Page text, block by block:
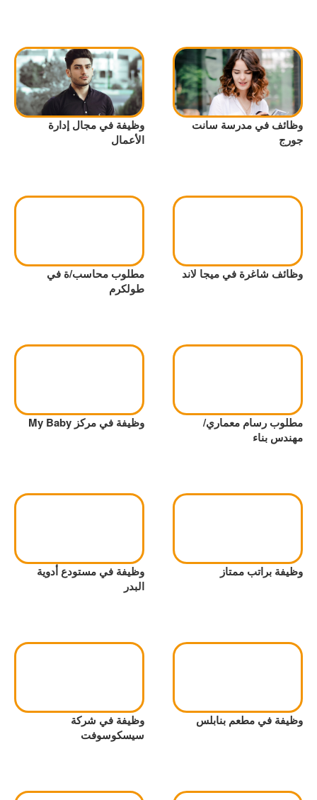
وظائف في مدرسة سانت
جورج
وظيفة في مجال إدارة
الأعمال
وظائف شاغرة في ميجا لاند
مطلوب محاسب/ة في
طولكرم
مطلوب رسام معماري/
مهندس بناء
وظيفة في مركز My Baby
وظيفة براتب ممتاز
وظيفة في مستودع أدوية
البدر
وظيفة في مطعم بنابلس
وظيفة في شركة
سيسكوسوفت